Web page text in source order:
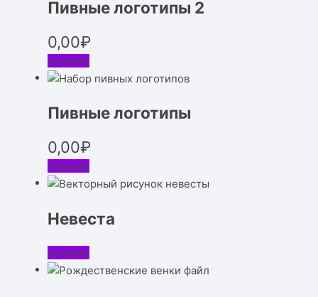
Пивные логотипы 2
0,00₽
Скачать
Пивные логотипы
0,00₽
Скачать
Невеста
Скачать